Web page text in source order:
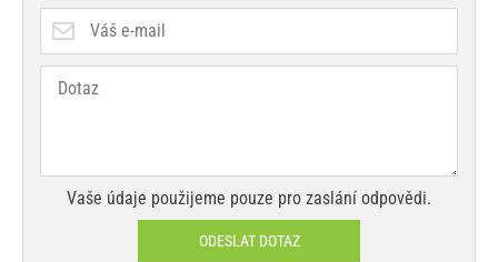
Vaše údaje použijeme pouze pro zaslání odpovědi.
ODESLAT DOTAZ